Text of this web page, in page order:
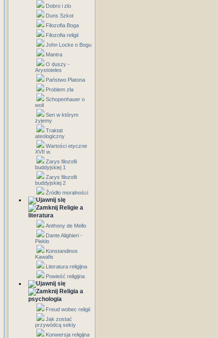
Dobro i zlo
Duns Szkot
Filozofia Boga
Filozofia religii
John Locke o Bogu
Mantra
O duszy -
Arystoteles
Państwo Platona
Problem zła
Schopenhauer o
woli
Sen w którym
żyjemy
Traktat
ateologiczny
Wartości etyczne
XVII w.
Zarys filozofii
buddyjskiej 1
Zarys filozofii
buddyjskiej 2
Źródło moralności
Religie a
literatura
Anthony de Mello
Dante Alighieri -
Piekło
Konstandinos
Kawafis
Literatura religijna
Powieść religijna
Religia a
psychologia
Freud wobec religii
Jak zostać
przywódcą sekty
Konwersja religijna